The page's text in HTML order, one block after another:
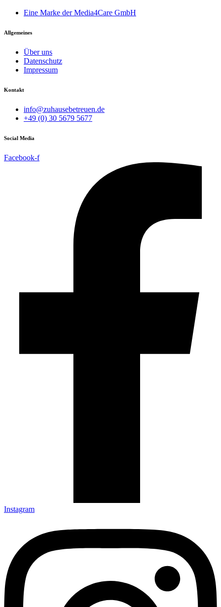
Eine Marke der Media4Care GmbH
Allgemeines
Über uns
Datenschutz
Impressum
Kontakt
info@zuhausebetreuen.de
+49 (0) 30 5679 5677
Social Media
Facebook-f
Instagram